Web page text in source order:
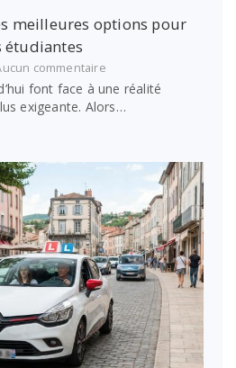
meilleures options pour
étudiantes
commentairesur
Crédit
simplifié
:
options
financer
études
étudiantes
font face à une réalité
exigeante. Alors…